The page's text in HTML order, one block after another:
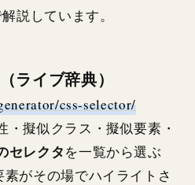
解説しています。
ライブ辞典）
css-selector/
擬似クラス・擬似要素・
セレクタを一覧から選ぶ
がその場でハイライトさ